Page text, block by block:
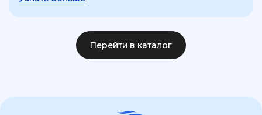
Перейти в каталог